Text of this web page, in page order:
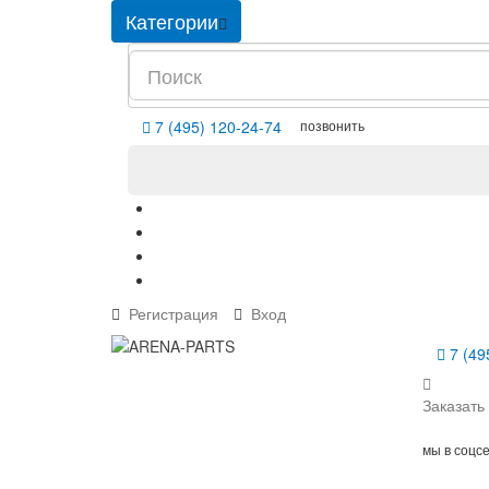
Категории
7 (495) 120-24-74 позвонить
Регистрация
Вход
7
мы в